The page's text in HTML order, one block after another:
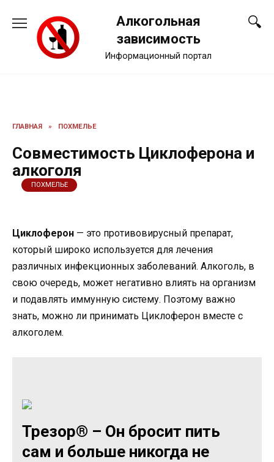
содержанию
Алкогольная
зависимость
Информационный портал
ГЛАВНАЯ » ПОХМЕЛЬЕ
Совместимость Циклоферона и
алкоголя
ПОХМЕЛЬЕ
Циклоферон — это противовирусный препарат,
который широко используется для лечения
различных инфекционных заболеваний. Алкоголь, в
свою очередь, может негативно влиять на организм
и подавлять иммунную систему. Поэтому важно
знать, можно ли принимать Циклоферон вместе с
алкоголем.
Трезор® – Он бросит пить
сам и больше никогда не